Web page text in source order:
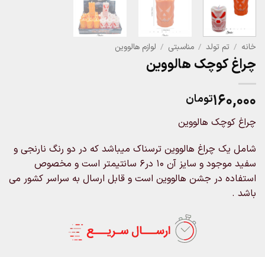
خانه / تم تولد / مناسبتی / لوازم هالووین
چراغ کوچک هالووین
۱۶۰,۰۰۰تومان
چراغ کوچک هالووین
شامل یک چراغ هالووین ترسناک میباشد که در دو رنگ نارنجی و
سفید موجود و سایز آن 10 در6 سانتیمتر است و مخصوص
استفاده در جشن هالووین است و قابل ارسال به سراسر کشور می
باشد .